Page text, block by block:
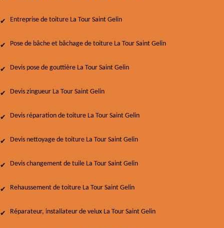
Entreprise de toiture La Tour Saint Gelin
Pose de bâche et bâchage de toiture La Tour Saint Gelin
Devis pose de gouttière La Tour Saint Gelin
Devis zingueur La Tour Saint Gelin
Devis réparation de toiture La Tour Saint Gelin
Devis nettoyage de toiture La Tour Saint Gelin
Devis changement de tuile La Tour Saint Gelin
Rehaussement de toiture La Tour Saint Gelin
Réparateur, installateur de velux La Tour Saint Gelin